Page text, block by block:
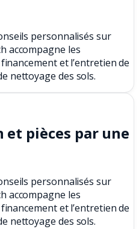
personnalisés sur
accompagne les
et l’entretien de
nettoyage des sols.
pièces par une
personnalisés sur
accompagne les
et l’entretien de
nettoyage des sols.